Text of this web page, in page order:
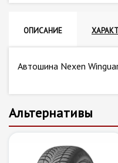
ОПИСАНИЕ
Автошина Nexen
Альтернативы